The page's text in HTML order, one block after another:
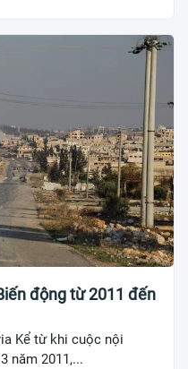
động từ 2011 đến
Kể từ khi cuộc nội
năm 2011,...